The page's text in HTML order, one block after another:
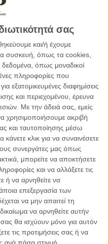
σας
και/ή έχουμε
συσκευή, όπως τα cookies,
όπως μοναδικοί
πληροφορίες που
εξατομικευμένες διαφημίσεις
και περιεχομένου, έρευνα
Με την άδειά σας, εμείς
χρησιμοποιήσουμε ακριβή
και ταυτοποίησης μέσω
κλικ για να συναινέσετε
συνεργάτες μας όπως
μπορείτε να αποκτήσετε
και να αλλάξετε τις
ή να αρνηθείτε να
επεξεργασία των
να μην απαιτεί τη
να αρνηθείτε αυτήν
θα ισχύουν μόνο για αυτόν
τις προτιμήσεις σας ή να
Η μαμά της Έμμας
“ισόβια καταδίκη
του Παγόβουνου
που βράζει
ή άγουροι
– Άρθρο – παρέμβαση